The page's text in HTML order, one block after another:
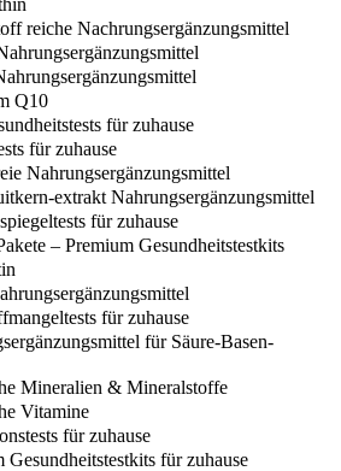
reiche Nachrungsergänzungsmittel
Q10
für zuhause
für zuhause
Nahrungsergänzungsmittel
extrakt Nahrungsergänzungsmittel
für zuhause
– Premium Gesundheitstestkits
für zuhause
für Säure-Basen-
Mineralien & Mineralstoffe
Vitamine
für zuhause
Gesundheitstestkits für zuhause